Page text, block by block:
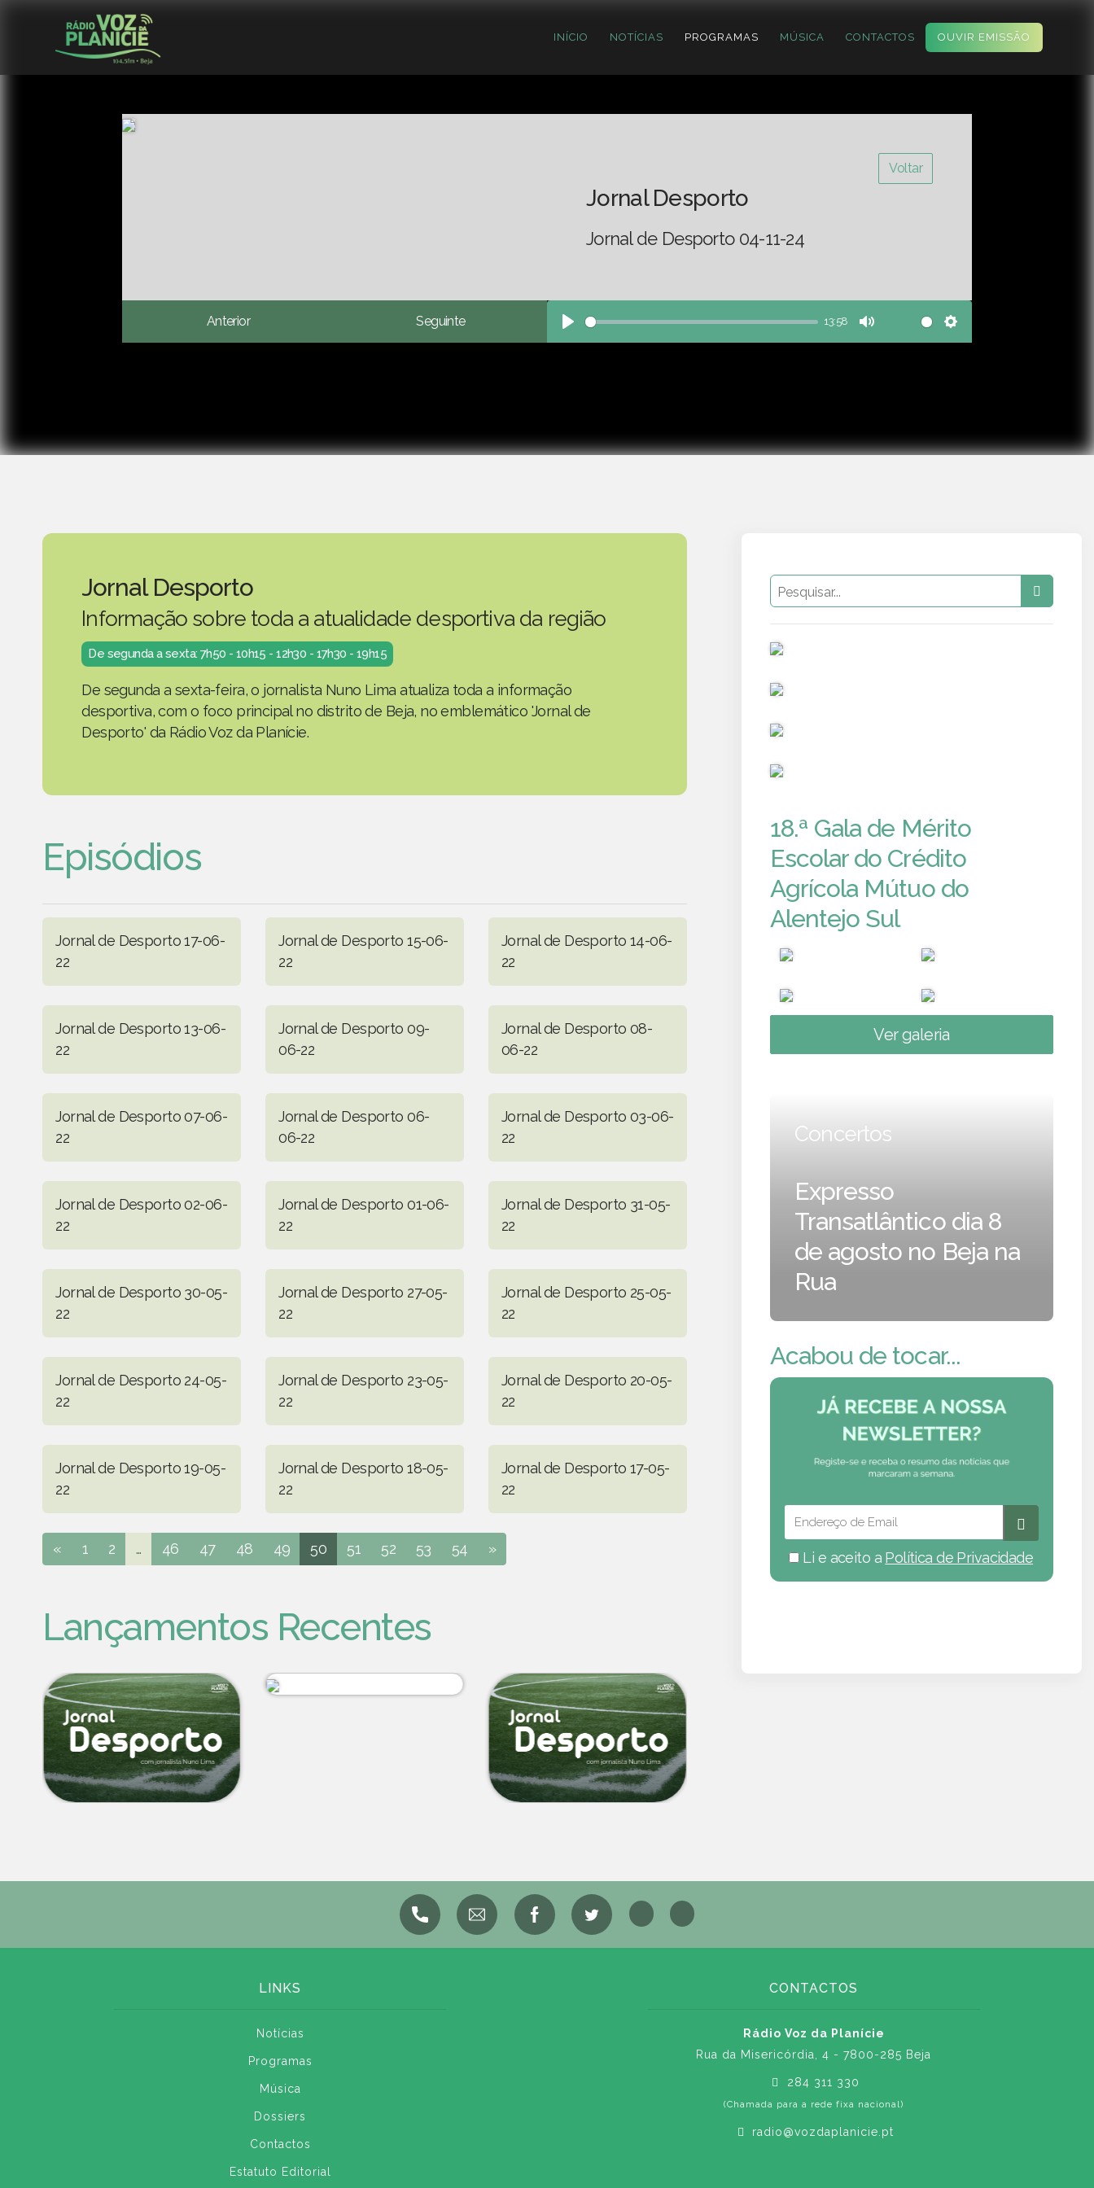
INÍCIO NOTÍCIAS PROGRAMAS MÚSICA CONTACTOS OUVIR EMISSÃO
Voltar
Jornal Desporto
Jornal de Desporto 04-11-24
Anterior Seguinte
Play
13:58
Mute Settings
Jornal Desporto
Informação sobre toda a atualidade desportiva da região
De segunda a sexta: 7h50 - 10h15 - 12h30 - 17h30 - 19h15
De segunda a sexta-feira, o jornalista Nuno Lima atualiza toda a informação
desportiva, com o foco principal no distrito de Beja, no emblemático 'Jornal de
Desporto' da Rádio Voz da Planície.
Episódios
Jornal de Desporto 17-06-
22
Jornal de Desporto 15-06-
22
Jornal de Desporto 14-06-
22
Jornal de Desporto 13-06-
22
Jornal de Desporto 09-
06-22
Jornal de Desporto 08-
06-22
Jornal de Desporto 07-06-
22
Jornal de Desporto 06-
06-22
Jornal de Desporto 03-06-
22
Jornal de Desporto 02-06-
22
Jornal de Desporto 01-06-
22
Jornal de Desporto 31-05-
22
Jornal de Desporto 30-05-
22
Jornal de Desporto 27-05-
22
Jornal de Desporto 25-05-
22
Jornal de Desporto 24-05-
22
Jornal de Desporto 23-05-
22
Jornal de Desporto 20-05-
22
Jornal de Desporto 19-05-
22
Jornal de Desporto 18-05-
22
Jornal de Desporto 17-05-
22
« 1 2 ... 46 47 48 49 50 51 52 53 54 »
Lançamentos Recentes
18.ª Gala de Mérito
Escolar do Crédito
Agrícola Mútuo do
Alentejo Sul
Ver galeria
Concertos
Expresso
Transatlântico dia 8
de agosto no Beja na
Rua
Acabou de tocar...
Li e aceito a Política de Privacidade
LINKS
Notícias
Programas
Música
Dossiers
Contactos
Estatuto Editorial
CONTACTOS
Rádio Voz da Planície
Rua da Misericórdia, 4 - 7800-285 Beja
284 311 330
(Chamada para a rede fixa nacional)
radio@vozdaplanicie.pt